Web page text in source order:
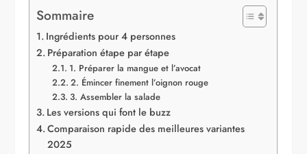
Sommaire
Ingrédients pour 4 personnes
Préparation étape par étape
1. Préparer la mangue et l’avocat
2. Émincer finement l’oignon rouge
3. Assembler la salade
Les versions qui font le buzz
Comparaison rapide des meilleures variantes
2025